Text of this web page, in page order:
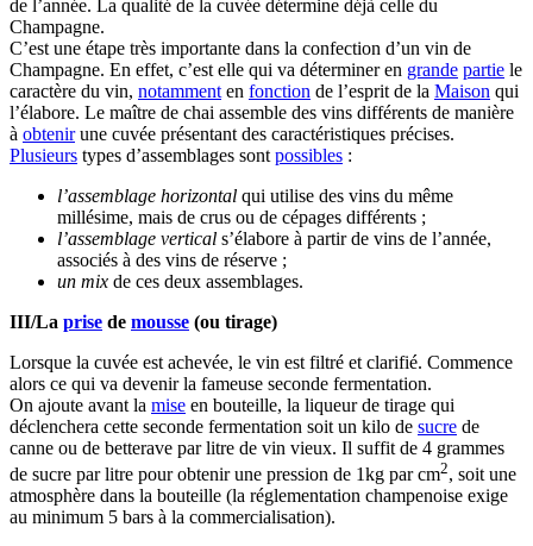
de l’année. La qualité de la cuvée détermine déjà celle du
Champagne.
C’est une étape très importante dans la confection d’un vin de
Champagne. En effet, c’est elle qui va déterminer en grande partie le
caractère du vin, notamment en fonction de l’esprit de la Maison qui
l’élabore. Le maître de chai assemble des vins différents de manière
à obtenirune cuvée présentant des caractéristiques précises.
Plusieurs types d’assemblages sont possibles :
l’assemblage horizontal qui utilise des vins du même
millésime, mais de crus ou de cépages différents ;
l’assemblage vertical s’élabore à partir de vins de l’année,
associés à des vins de réserve ;
un mix de ces deux assemblages.
III/La prise de mousse (ou tirage)
Lorsque la cuvée est achevée, le vin est filtré et clarifié. Commence
alors ce qui va devenir la fameuse seconde fermentation.
On ajoute avant la mise en bouteille, la liqueur de tirage qui
déclenchera cette seconde fermentation soit un kilo de sucre de
canne ou de betterave par litre de vin vieux. Il suffit de 4 grammes
de sucre par litre pour obtenir une pression de 1kg par cm2, soit une
atmosphère dans la bouteille (la réglementation champenoise exige
au minimum 5 bars à la commercialisation).